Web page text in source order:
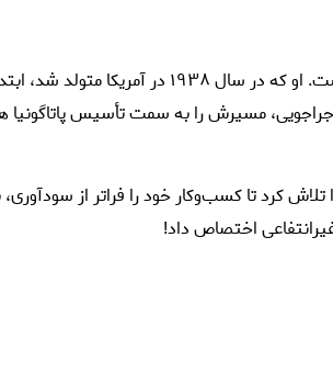
و مسئولیت‌پذیر است. او که در سال
مسیرش را به سمت تأسیس پاتاگونیا
کرد تا کسب‌وکار خود را فراتر از
اختصاص داد!